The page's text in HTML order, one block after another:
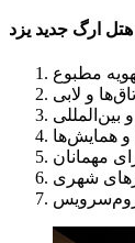
هتل ارگ جدید یزد
مطبوع
و لابی
بین‌المللی
همایش‌ها
مهمانان
شهری